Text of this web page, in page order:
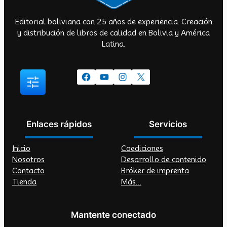
Editorial boliviana con 25 años de experiencia. Creación
y distribución de libros de calidad en Bolivia y América
Latina.
Facebook YouTube Instagram X
Enlaces rápidos
Inicio
Nosotros
Contacto
Tienda
Servicios
Coediciones
Desarrollo de contenido
Bróker de imprenta
Más…
Mantente conectado